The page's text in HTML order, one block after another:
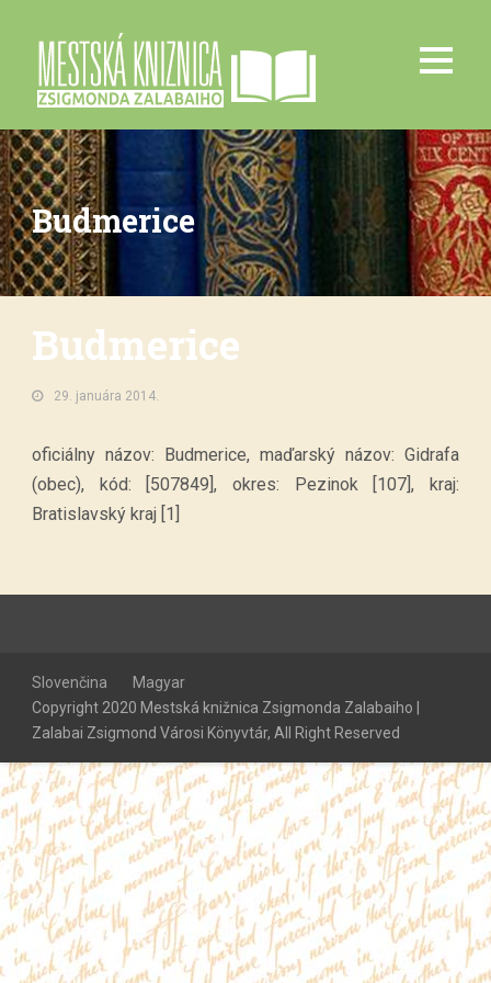
Budmerice
Budmerice
29. januára 2014.
oficiálny názov: Budmerice, maďarský názov: Gidrafa
(obec), kód: [507849], okres: Pezinok [107], kraj:
Bratislavský kraj [1]
Slovenčina
Magyar
Copyright 2020 Mestská knižnica Zsigmonda Zalabaiho |
Zalabai Zsigmond Városi Könyvtár, All Right Reserved